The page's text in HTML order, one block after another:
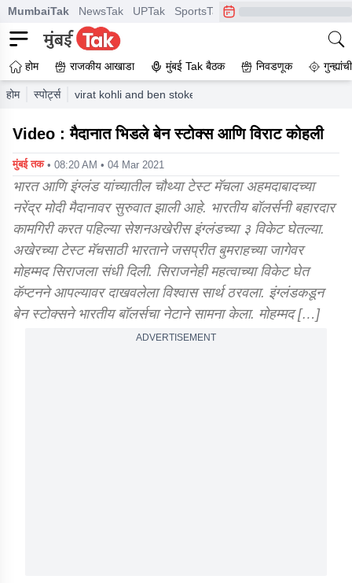
MumbaiTak NewsTak UPTak SportsTak CrimeTak
होम राजकीय आखाडा मुंबई Tak बैठक निवडणूक
होम स्पोर्ट्स virat kohli and ben stokes involved in heated exchange
Video : मैदानात भिडले बेन स्टोक्स आणि विराट कोहली
मुंबई तक • 08:20 AM • 04 Mar 2021
भारत आणि इंग्लंड यांच्यातील चौथ्या टेस्ट मॅचला अहमदाबादच्या
नरेंद्र मोदी मैदानावर सुरुवात झाली आहे. भारतीय बॉलर्सनी बहारदार
कामगिरी करत पहिल्या सेशनअखेरीस इंग्लंडच्या ३ विकेट घेतल्या.
अखेरच्या टेस्ट मॅचसाठी भारताने जसप्रीत बुमराहच्या जागेवर
मोहम्मद सिराजला संधी दिली. सिराजनेही महत्वाच्या विकेट घेत
कॅप्टनने आपल्यावर दाखवलेला विश्वास सार्थ ठरवला. इंग्लंडकडून
बेन स्टोक्सने भारतीय बॉलर्सचा नेटाने सामना केला. मोहम्मद […]
ADVERTISEMENT